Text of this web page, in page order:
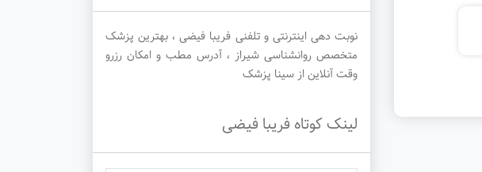
نوبت دهی اینترنتی و تلفنی فریبا فیضی ، بهترین پزشک
متخصص روانشناسی شیراز ، آدرس مطب و امکان رزرو
وقت آنلاین از سینا پزشک
لینک کوتاه فریبا فیضی